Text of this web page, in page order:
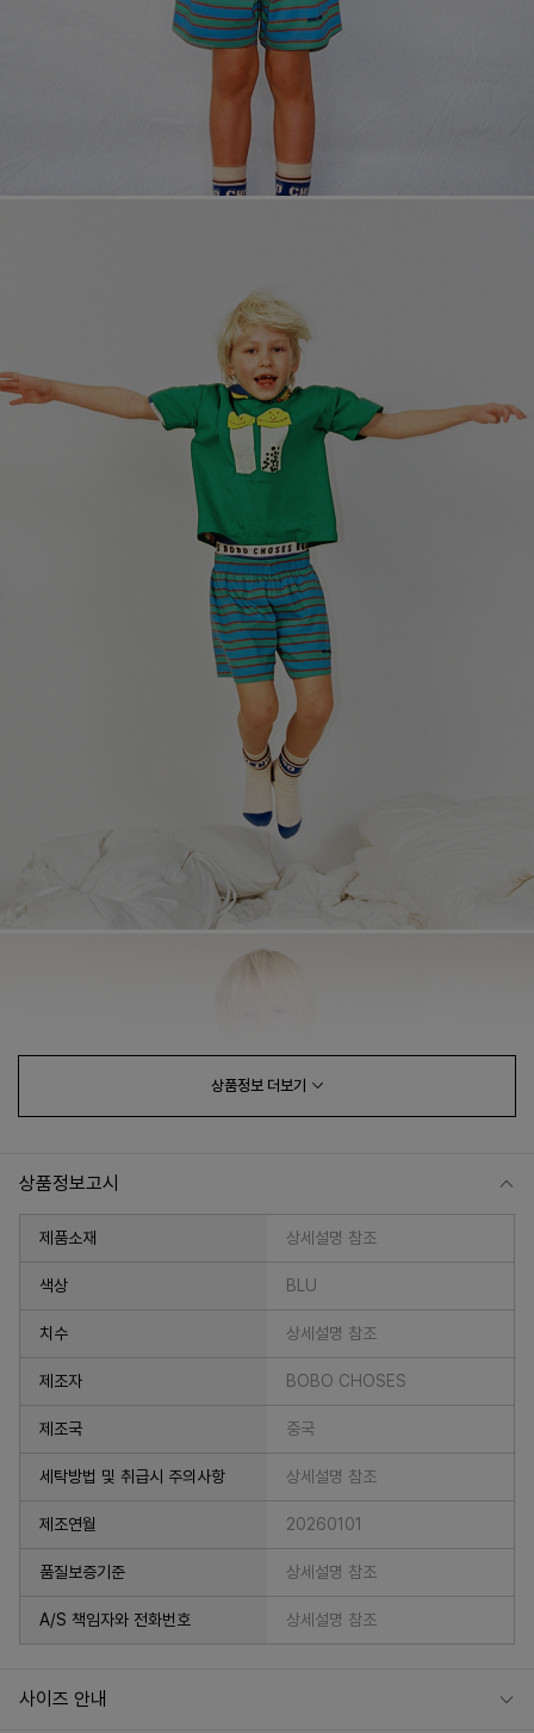
매
상품정보 더보기
상품정보고시
제품소재 상세설명 참조
색상 BLU
치수 상세설명 참조
제조자 BOBO CHOSES
제조국 중국
세탁방법 및 취급시 주의사항 상세설명 참조
제조연월 20260101
품질보증기준 상세설명 참조
A/S 책임자와 전화번호 상세설명 참조
사이즈 안내